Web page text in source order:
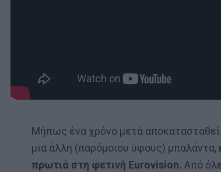
Μήπως ένα χρόνο μετά αποκατασταθεί
μια άλλη (παρόμοιου ύφους) μπαλάντα,
πρωτιά στη φετινή Eurovision. Από